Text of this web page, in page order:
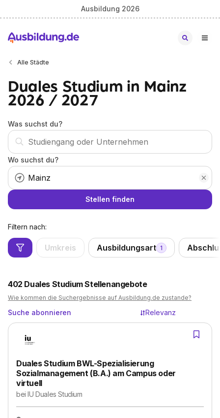
Ausbildung 2026
Alle Städte
Duales Studium in Mainz
2026 / 2027
Was suchst du?
Wo suchst du?
Stellen finden
Filtern nach:
Umkreis Ausbildungsart 1
402 Duales Studium Stellenangebote
Wie kommen die Suchergebnisse auf Ausbildung.de zustande?
Suche abonnieren Relevanz
Duales Studium BWL-Spezialisierung
Sozialmanagement (B.A.) am Campus oder
virtuell
beiIU Duales Studium